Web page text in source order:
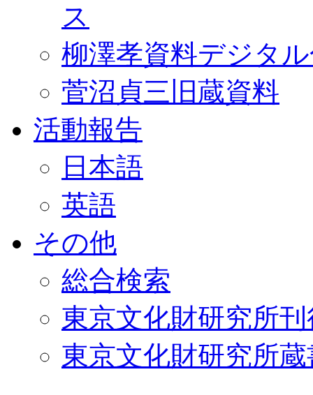
ス
柳澤孝資料デジタ
菅沼貞三旧蔵資料
活動報告
日本語
英語
その他
総合検索
東京文化財研究所
東京文化財研究所